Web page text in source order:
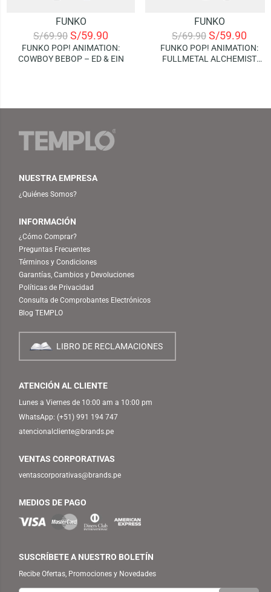
FUNKO
S/69.90 S/59.90
FUNKO POP! ANIMATION:
COWBOY BEBOP – ED & EIN
FUNKO
S/69.90 S/59.90
FUNKO POP! ANIMATION:
FULLMETAL ALCHEMIST
NUESTRA EMPRESA
¿Quiénes Somos?
INFORMACIÓN
¿Cómo Comprar?
Preguntas Frecuentes
Términos y Condiciones
Garantías, Cambios y Devoluciones
Políticas de Privacidad
Consulta de Comprobantes Electrónicos
Blog TEMPLO
LIBRO DE RECLAMACIONES
ATENCIÓN AL CLIENTE
Lunes a Viernes de 10:00 am a 10:00 pm
WhatsApp: (+51) 991 194 747
atencionalcliente@brands.pe
VENTAS CORPORATIVAS
ventascorporativas@brands.pe
MEDIOS DE PAGO
SUSCRÍBETE A NUESTRO BOLETÍN
Recibe Ofertas, Promociones y Novedades